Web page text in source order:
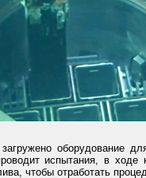
оборудование
испытания, в
чтобы отработать